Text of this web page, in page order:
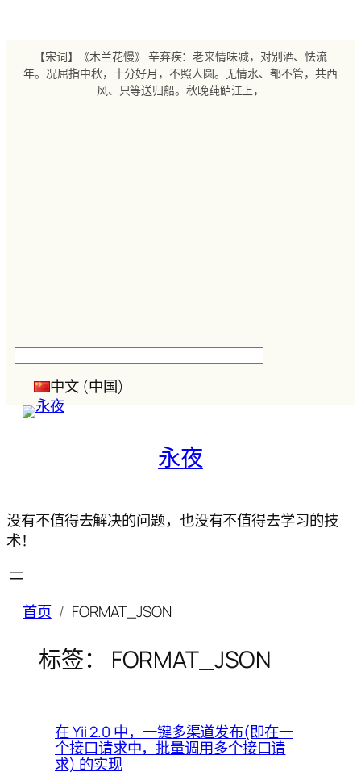
【宋词】《木兰花慢》 辛弃疾：老来情味减，对别酒、怯流
年。况屈指中秋，十分好月，不照人圆。无情水、都不管，共西
风、只等送归船。秋晚莼鲈江上，
中文 (中国)
永夜
没有不值得去解决的问题，也没有不值得去学习的技
术！
首页 FORMAT_JSON
标签： FORMAT_JSON
在 Yii 2.0 中，一键多渠道发布(即在一
个接口请求中，批量调用多个接口请
求) 的实现